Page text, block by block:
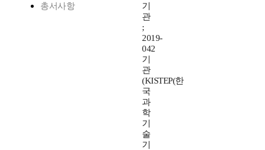
총서사항
기
관
;
2019-
042
기
관
(KISTEP(한
국
과
학
기
술
기